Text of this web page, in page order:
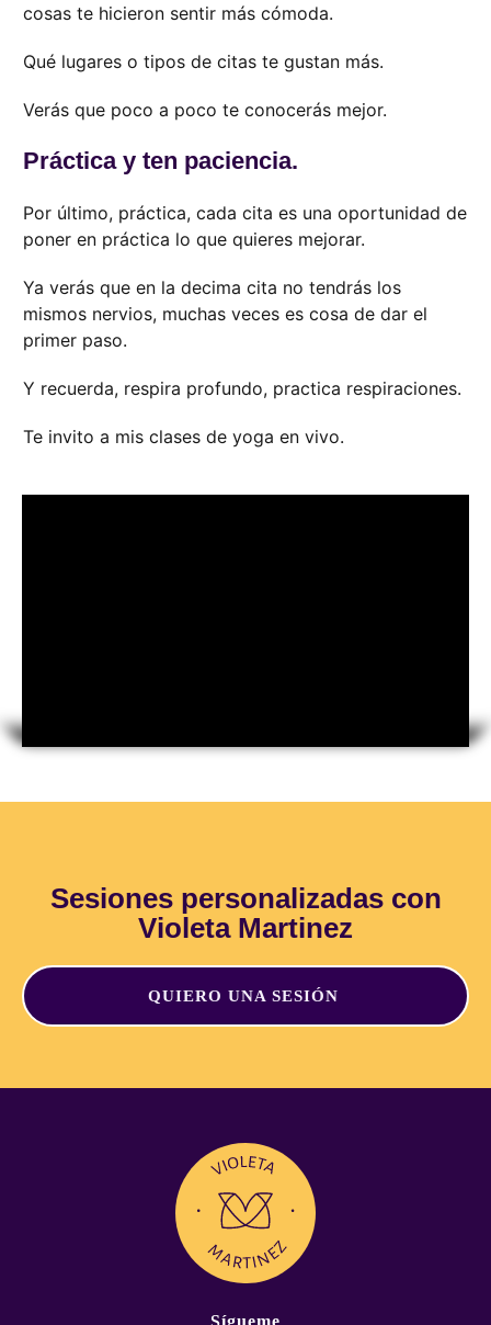
cosas te hicieron sentir más cómoda.
Qué lugares o tipos de citas te gustan más.
Verás que poco a poco te conocerás mejor.
Práctica y ten paciencia.
Por último, práctica, cada cita es una oportunidad de
poner en práctica lo que quieres mejorar.
Ya verás que en la decima cita no tendrás los
mismos nervios, muchas veces es cosa de dar el
primer paso.
Y recuerda, respira profundo, practica respiraciones.
Te invito a mis clases de yoga en vivo.
Sesiones personalizadas con
Violeta Martinez
QUIERO UNA SESIÓN
Sígueme